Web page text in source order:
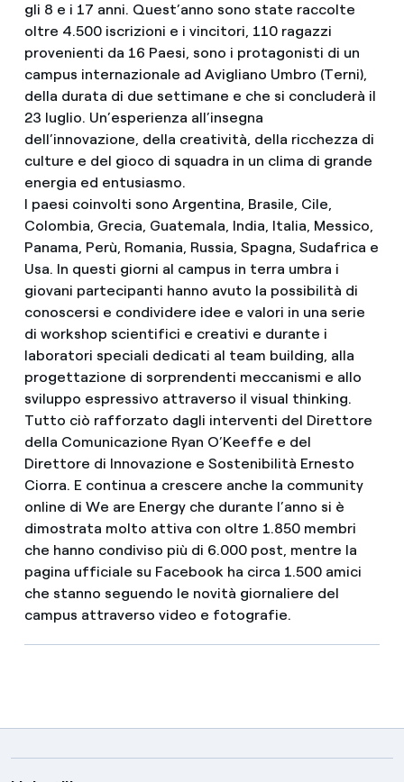
gli 8 e i 17 anni. Quest’anno sono state raccolte
oltre 4.500 iscrizioni e i vincitori, 110 ragazzi
provenienti da 16 Paesi, sono i protagonisti di un
campus internazionale ad Avigliano Umbro (Terni),
della durata di due settimane e che si concluderà il
23 luglio. Un’esperienza all’insegna
dell’innovazione, della creatività, della ricchezza di
culture e del gioco di squadra in un clima di grande
energia ed entusiasmo.
I paesi coinvolti sono Argentina, Brasile, Cile,
Colombia, Grecia, Guatemala, India, Italia, Messico,
Panama, Perù, Romania, Russia, Spagna, Sudafrica e
Usa. In questi giorni al campus in terra umbra i
giovani partecipanti hanno avuto la possibilità di
conoscersi e condividere idee e valori in una serie
di workshop scientifici e creativi e durante i
laboratori speciali dedicati al team building, alla
progettazione di sorprendenti meccanismi e allo
sviluppo espressivo attraverso il visual thinking.
Tutto ciò rafforzato dagli interventi del Direttore
della Comunicazione Ryan O’Keeffe e del
Direttore di Innovazione e Sostenibilità Ernesto
Ciorra. E continua a crescere anche la community
online di We are Energy che durante l’anno si è
dimostrata molto attiva con oltre 1.850 membri
che hanno condiviso più di 6.000 post, mentre la
pagina ufficiale su Facebook ha circa 1.500 amici
che stanno seguendo le novità giornaliere del
campus attraverso video e fotografie.